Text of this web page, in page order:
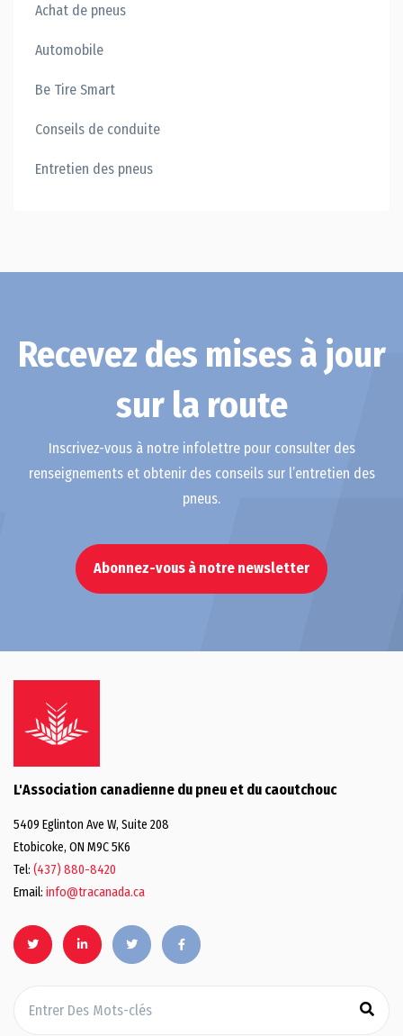
Achat de pneus
Automobile
Be Tire Smart
Conseils de conduite
Entretien des pneus
Recevez des mises à jour
sur la route
Inscrivez-vous à notre infolettre pour consulter des
renseignements et obtenir des conseils sur l’entretien des
pneus.
Abonnez-vous à notre newsletter
L'Association canadienne du pneu et du caoutchouc
5409 Eglinton Ave W, Suite 208
Etobicoke, ON M9C 5K6
Tel: (437) 880-8420
Email: info@tracanada.ca